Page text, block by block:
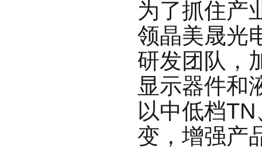
为了抓住产
领晶美晟光
研发团队，
显示器件和
以中低档
变，增强产